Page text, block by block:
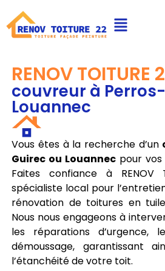
RENOV TOITURE
couvreur à
Louannec
Vous êtes à la recherche d’un
Guirec ou Louannec pour
Faites confiance à RENOV
spécialiste local pour
rénovation de toitures en
Nous nous engageons à
les réparations
démoussage, garantissant
l’étanchéité de votre toit.